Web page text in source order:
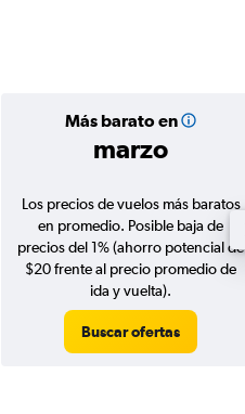
Más barato en
marzo
Los precios de vuelos más baratos
en promedio. Posible baja de
precios del 1% (ahorro potencial de
$20 frente al precio promedio de
ida y vuelta).
Buscar ofertas